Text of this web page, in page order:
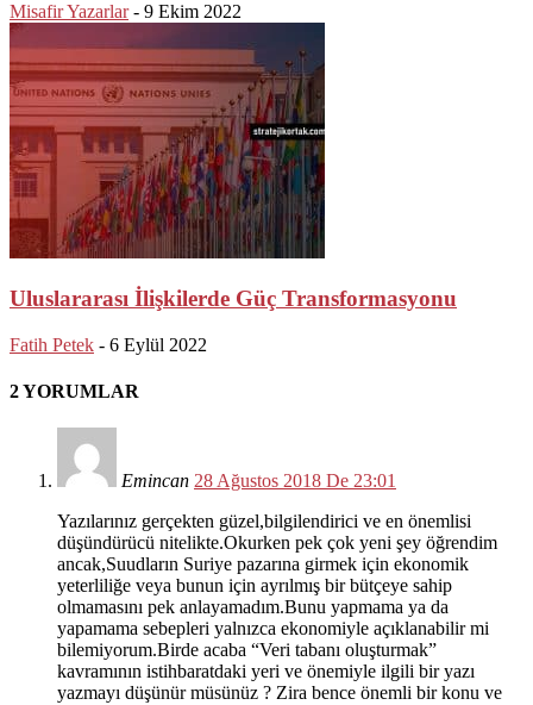
Misafir Yazarlar - 9 Ekim 2022
Uluslararası İlişkilerde Güç Transformasyonu
Fatih Petek - 6 Eylül 2022
2 YORUMLAR
Emincan 28 Ağustos 2018 De 23:01
Yazılarınız gerçekten güzel,bilgilendirici ve en önemlisi
düşündürücü nitelikte.Okurken pek çok yeni şey öğrendim
ancak,Suudların Suriye pazarına girmek için ekonomik
yeterliliğe veya bunun için ayrılmış bir bütçeye sahip
olmamasını pek anlayamadım.Bunu yapmama ya da
yapamama sebepleri yalnızca ekonomiyle açıklanabilir mi
bilemiyorum.Birde acaba “Veri tabanı oluşturmak”
kavramının istihbaratdaki yeri ve önemiyle ilgili bir yazı
yazmayı düşünür müsünüz ? Zira bence önemli bir konu ve